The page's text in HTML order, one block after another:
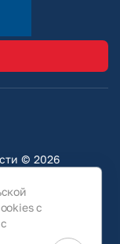
© 2026
характер и ни при
определяемой
РФ. Для получения
следует
в АО
с